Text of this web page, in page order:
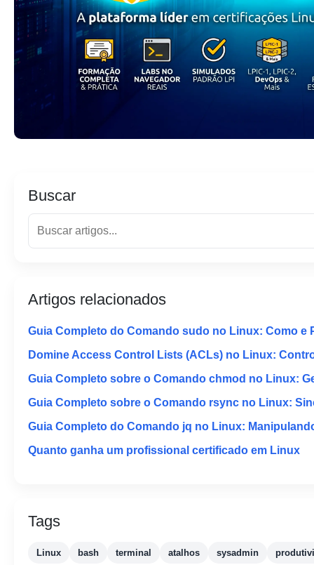
Buscar
Artigos relacionados
Guia Completo do Comando sudo no Linux: Como e
Domine Access Control Lists (ACLs) no Linux:
Guia Completo sobre o Comando chmod no Linux:
Guia Completo sobre o Comando rsync no Linux:
Guia Completo do Comando jq no Linux:
Quanto ganha um profissional certificado em Linux
Tags
Linux bash terminal atalhos sysadmin